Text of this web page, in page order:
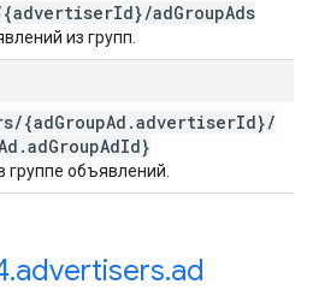
{advertiserId}/adGroupAds
из групп.
/{adGroupAd .advertiserId}/
.adGroupAdId}
объявлений.
.advertisers.ad